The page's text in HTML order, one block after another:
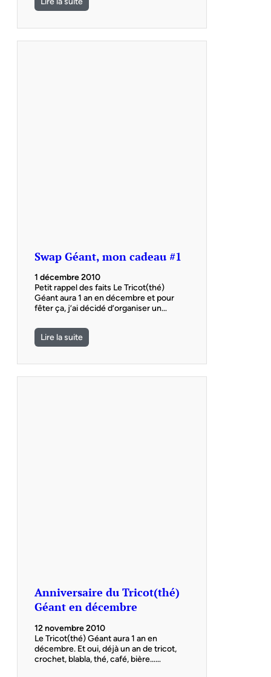
Swap Géant, mon cadeau #1
1 décembre 2010
Petit rappel des faits Le Tricot(thé)
Géant aura 1 an en décembre et pour
fêter ça, j’ai décidé d’organiser un…
Lire la suite
Anniversaire du Tricot(thé)
Géant en décembre
12 novembre 2010
Le Tricot(thé) Géant aura 1 an en
décembre. Et oui, déjà un an de tricot,
crochet, blabla, thé, café, bière……